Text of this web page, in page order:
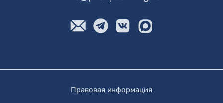
Правовая информация